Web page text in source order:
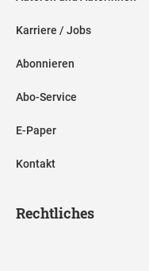
Karriere / Jobs
Abonnieren
Abo-Service
E-Paper
Kontakt
Rechtliches